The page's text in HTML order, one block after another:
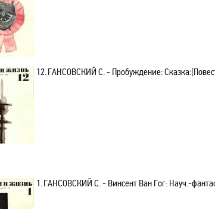
12.ГАНСОВСКИЙ С. - Пробуждение:
1.ГАНСОВСКИЙ С. - Винсент Ван Гог: Науч.-